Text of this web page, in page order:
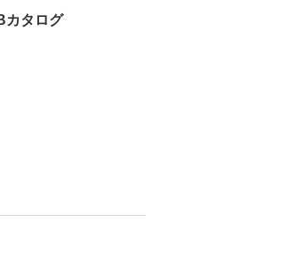
カタログ